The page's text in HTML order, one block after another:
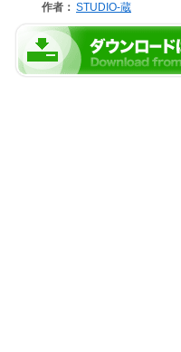
作者： STUDIO-蔵